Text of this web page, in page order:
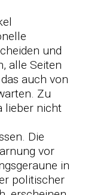
und
alle Seiten
auch von
Zu
lieber nicht
Die
vor
in
politischer